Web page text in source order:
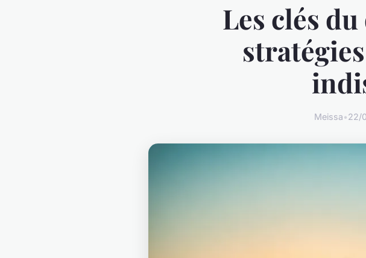
Les clés
Meissa•22/